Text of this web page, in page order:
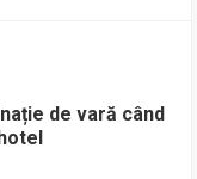
de vară când